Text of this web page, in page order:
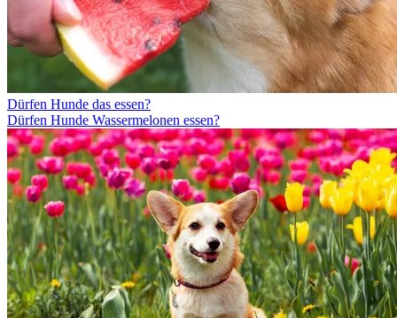
Dürfen Hunde das essen?
Dürfen Hunde Wassermelonen essen?